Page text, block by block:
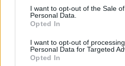
services and may gather and
not limited to your visit or usage
grant or deny consent to Google
consent section.
I want to opt-out of the Sale
Personal Data.
Opted In
I want to opt-out of
Personal Data for Targeted
Opted In
Dizionario dei Sogni – E
Dizionario dei Sogni – F
Dizionario dei Sogni – G
Dizionario dei Sogni – I